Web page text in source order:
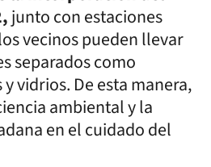
junto con estaciones
vecinos pueden llevar
separados como
vidrios. De esta manera,
ambiental y la
en el cuidado del